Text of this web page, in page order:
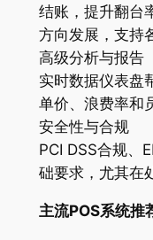
结账，提升翻台
方向发展，支持
高级分析与报告
实时数据仪表盘
单价、浪费率和
安全性与合规
PCI DSS合规、
础要求，尤其在
主流POS系统推